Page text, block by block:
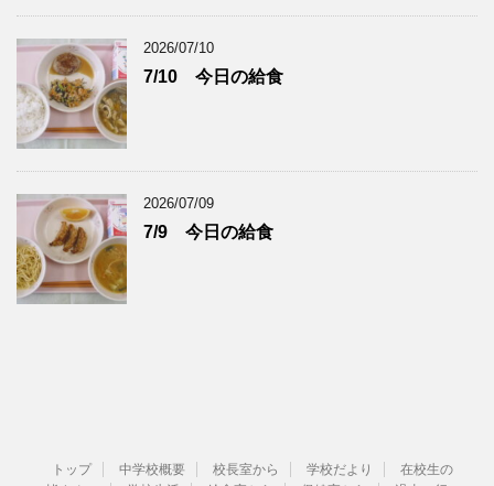
2026/07/10
7/10 今日の給食
2026/07/09
7/9 今日の給食
トップ 中学校概要 校長室から 学校だより
在校生の